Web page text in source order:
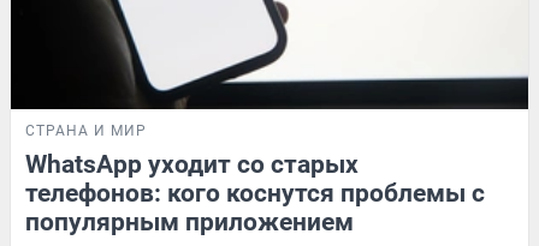
СТРАНА И МИР
WhatsApp уходит со старых
телефонов: кого коснутся проблемы с
популярным приложением